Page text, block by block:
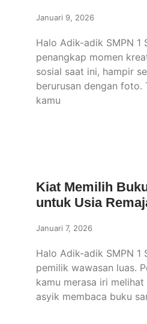
Januari 9, 2026
Halo Adik-adik SMPN 1
penangkap momen
sosial saat ini, hampir
berurusan dengan foto.
kamu
Kiat Memilih
untuk Usia
Januari 7, 2026
Halo Adik-adik SMPN 1
pemilik wawasan luas.
kamu merasa iri
asyik membaca buku